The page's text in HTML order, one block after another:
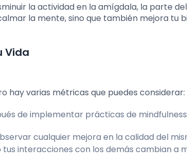
la actividad en la amígdala, la parte
la mente, sino que también mejora tu
Vida
hay varias métricas que puedes considerar:
de implementar prácticas de
cualquier mejora en la calidad del
interacciones con los demás cambian a